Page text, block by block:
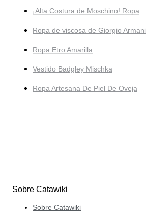
¡Alta Costura de Moschino! Ropa
Ropa de viscosa de Giorgio Armani
Ropa Etro Amarilla
Vestido Badgley Mischka
Ropa Artesana De Piel De Oveja
Sobre Catawiki
Sobre Catawiki